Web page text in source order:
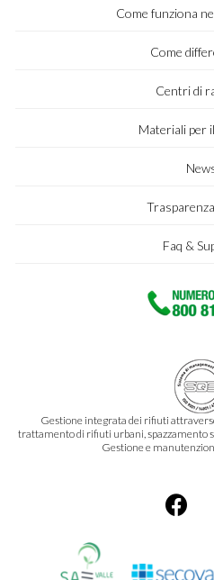
Come funziona
Come
Centri di
Materiali per
Faq &
Gestione integrata dei rifiuti
trattamento di rifiuti urbani, spazzamento
Gestione e